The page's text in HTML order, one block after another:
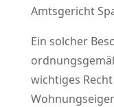
Amtsgericht
Ein solcher
wichtiges